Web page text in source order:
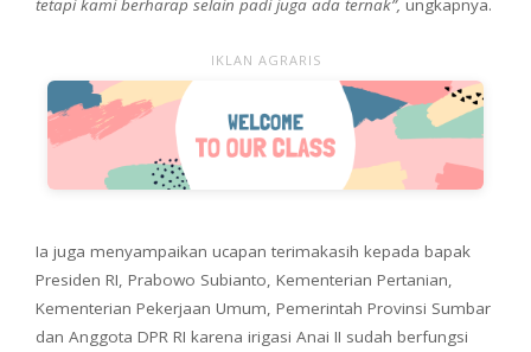
tetapi kami berharap selain padi juga ada ternak”, ungkapnya.
IKLAN AGRARIS
Ia juga menyampaikan ucapan terimakasih kepada bapak
Presiden RI, Prabowo Subianto, Kementerian Pertanian,
Kementerian Pekerjaan Umum, Pemerintah Provinsi Sumbar
dan Anggota DPR RI karena irigasi Anai II sudah berfungsi